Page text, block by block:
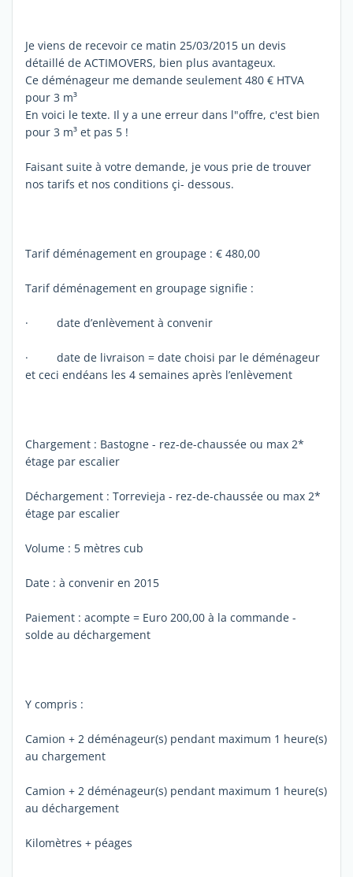
Je viens de recevoir ce matin 25/03/2015 un devis
détaillé de ACTIMOVERS, bien plus avantageux.
Ce déménageur me demande seulement 480 € HTVA
pour 3 m³
En voici le texte. Il y a une erreur dans l"offre, c'est bien
pour 3 m³ et pas 5 !
Faisant suite à votre demande, je vous prie de trouver
nos tarifs et nos conditions çi- dessous.
Tarif déménagement en groupage : € 480,00
Tarif déménagement en groupage signifie :
· date d’enlèvement à convenir
· date de livraison = date choisi par le déménageur
et ceci endéans les 4 semaines après l’enlèvement
Chargement : Bastogne - rez-de-chaussée ou max 2*
étage par escalier
Déchargement : Torrevieja - rez-de-chaussée ou max 2*
étage par escalier
Volume : 5 mètres cub
Date : à convenir en 2015
Paiement : acompte = Euro 200,00 à la commande -
solde au déchargement
Y compris :
Camion + 2 déménageur(s) pendant maximum 1 heure(s)
au chargement
Camion + 2 déménageur(s) pendant maximum 1 heure(s)
au déchargement
Kilomètres + péages